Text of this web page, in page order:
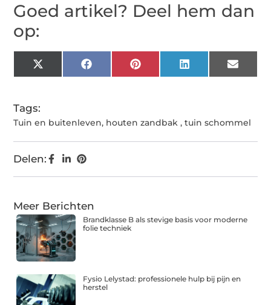
Goed artikel? Deel hem dan
op:
X
(Twitter)
FacebookPinterestLinkedIn Email
Tags:
Tuin en buitenleven, houten zandbak ,tuin schommel
Delen:
Meer Berichten
Brandklasse B als stevige basis voor moderne
folie techniek
Fysio Lelystad: professionele hulp bij pijn en
herstel